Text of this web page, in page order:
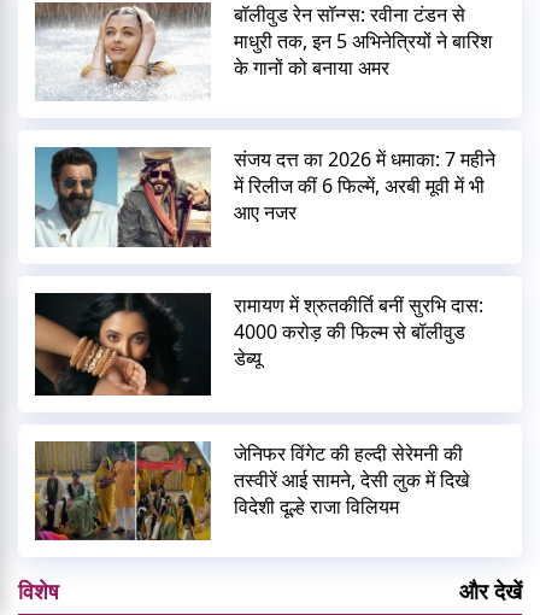
बॉलीवुड रेन सॉन्ग्स: रवीना टंडन से
माधुरी तक, इन 5 अभिनेत्रियों ने बारिश
के गानों को बनाया अमर
संजय दत्त का 2026 में धमाका: 7 महीने
में रिलीज कीं 6 फिल्में, अरबी मूवी में भी
आए नजर
रामायण में श्रुतकीर्ति बनीं सुरभि दास:
4000 करोड़ की फिल्म से बॉलीवुड
डेब्यू
जेनिफर विंगेट की हल्दी सेरेमनी की
तस्वीरें आई सामने, देसी लुक में दिखे
विदेशी दूल्हे राजा विलियम
विशेष और देखें